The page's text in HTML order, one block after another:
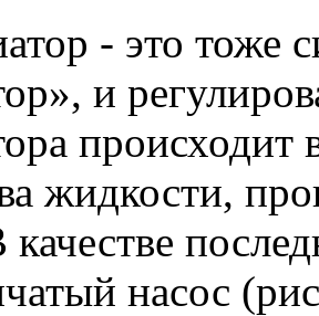
- это тоже
и
происходит
жидкости,
насос